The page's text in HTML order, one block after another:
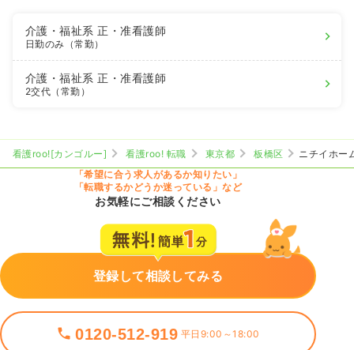
介護・福祉系正・准看護師
日勤のみ（常勤）
介護・福祉系正・准看護師
2交代（常勤）
看護roo![カンゴルー] 看護roo! 転職 東京都 板橋区
ニチイホー
「希望に合う求人があるか知りたい」
「転職するかどうか迷っている」など
お気軽にご相談ください
登録して相談してみる
0120-512-919 平日9:00～18:00